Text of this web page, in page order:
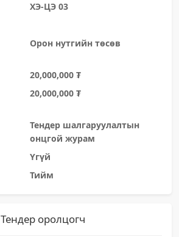
ХЭ-ЦЭ 03
Орон нутгийн төсөв
20,000,000 ₮
20,000,000 ₮
Тендер шалгаруулалтын
онцгой журам
Үгүй
Тийм
Тендер оролцогч